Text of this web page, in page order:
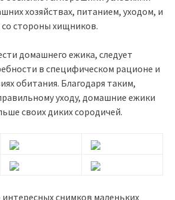
хозяйствах, питанием, уходом, и
со стороны хищников.
домашнего ежика, следует
в специфическом рационе и
обитания. Благодаря таким,
уходу, домашние ежики
своих диких сородичей.
снимков маленьких